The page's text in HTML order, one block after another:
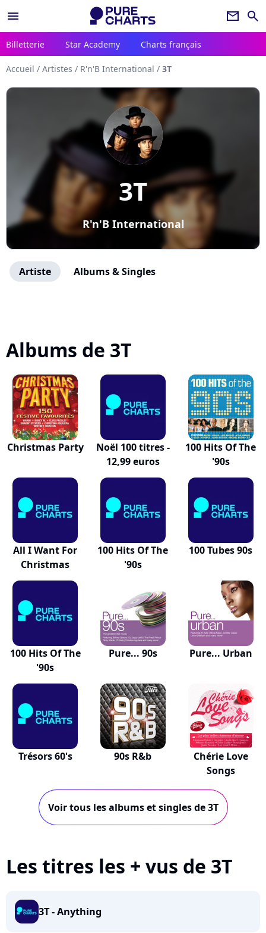
menu newsletter search
Billetterie Star Academy Charts français
Accueil / Artistes / R'n'B International / 3T
3T
R'n'B International
Artiste Albums & Singles
Albums de 3T
Christmas Party
Noël 100 titres -
12,99 euros
100 Hits Of The
'90s
All I Want For
Christmas
100 Hits Of The
'90s
100 Tubes 90s
100 Hits Of The
'90s
Pure... 90s Pure... Urban
Trésors 60's 90s R&b
Chérie Love
Songs
Voir tous les albums et singles de 3T
Les titres les + vus de 3T
3T - Anything